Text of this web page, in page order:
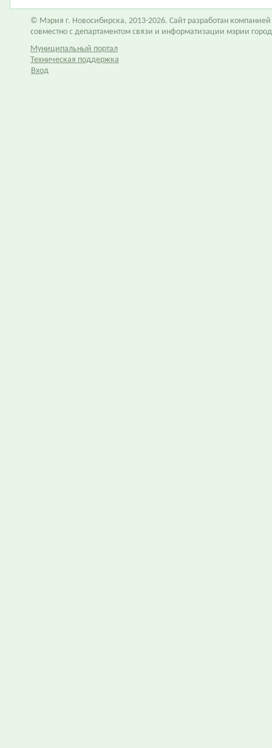
© Мэрия г. Новосибирска, 2013-2026. Сайт разработан компанией
совместно с департаментом связи и информатизации мэрии
Муниципальный портал
Техническая поддержка
Вход